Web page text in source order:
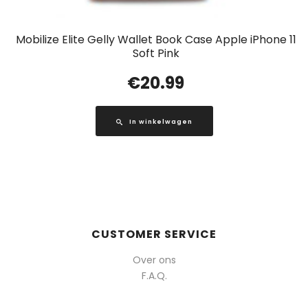
Mobilize Elite Gelly Wallet Book Case Apple iPhone 11
Soft Pink
€20.99
In winkelwagen
CUSTOMER SERVICE
Over ons
F.A.Q.